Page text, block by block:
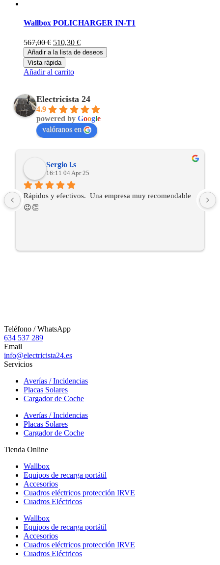
Wallbox POLICHARGER IN-T1
567,00€ El
precio
original
era:
567,00 €.
510,30 €El
precio
actual
Añadir a la lista de deseos
Vista rápida
Añadir al carrito
Electricista 24
4.9
powered by Google
valóranos en
Sergio l.s
16:11 04 Apr 25
Rápidos y efectivos.  Una empresa muy recomendable
😉👏
Teléfono / WhatsApp
634 537 289
Email
info@electricista24.es
Servicios
Averías / Incidencias
Placas Solares
Cargador de Coche
Averías / Incidencias
Placas Solares
Cargador de Coche
Tienda Online
Wallbox
Equipos de recarga portátil
Accesorios
Cuadros eléctricos protección IRVE
Cuadros Eléctricos
Wallbox
Equipos de recarga portátil
Accesorios
Cuadros eléctricos protección IRVE
Cuadros Eléctricos